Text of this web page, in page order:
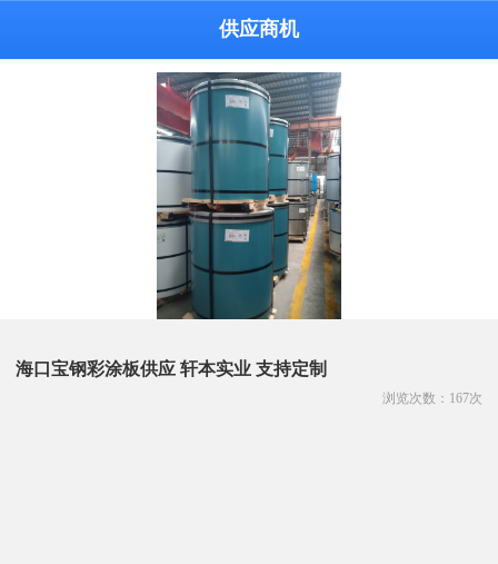
供应商机
海口宝钢彩涂板供应 轩本实业 支持定制
浏览次数： 167次